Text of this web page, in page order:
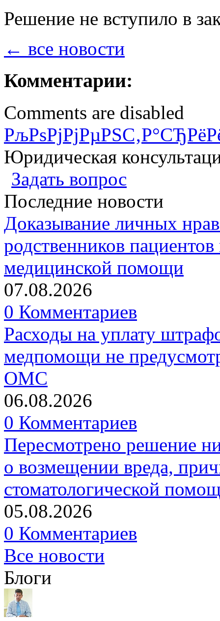
Решение не вступило в
← все новости
Комментарии:
Comments are disabled
Юридическая
Задать вопрос
Последние новости
Доказывание личных
родственников
медицинской помощи
07.08.2026
0 Комментариев
Расходы на уплату
медпомощи не
ОМС
06.08.2026
0 Комментариев
Пересмотрено решение
о возмещении вреда,
стоматологической
05.08.2026
0 Комментариев
Все новости
Блоги